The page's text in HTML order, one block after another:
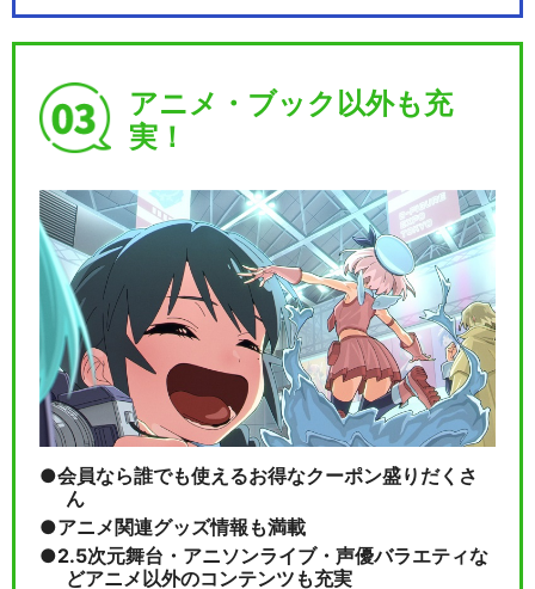
アニメ・ブック以外も充
実！
会員なら誰でも使えるお得なクーポン盛りだくさ
ん
アニメ関連グッズ情報も満載
2.5次元舞台・アニソンライブ・声優バラエティな
どアニメ以外のコンテンツも充実